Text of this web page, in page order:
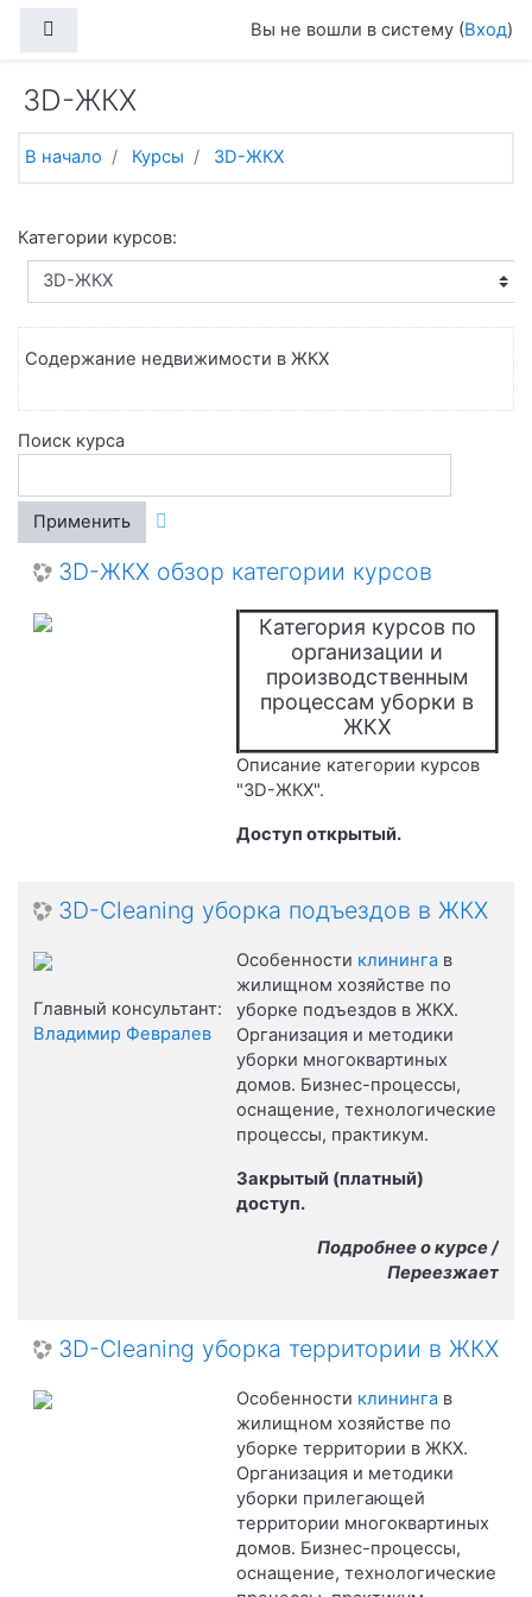
Вы не вошли в систему (Вход)
3D-ЖКХ
В начало Курсы 3D-ЖКХ
Категории курсов:
Содержание недвижимости в ЖКХ
Поиск курса
Применить
3D-ЖКХ обзор категории курсов
Категория курсов по
организации и
производственным
процессам уборки в
ЖКХ
Описание категории курсов
"3D-ЖКХ".
Доступ открытый.
3D-Cleaning уборка подъездов в ЖКХ
Особенности клинингав
жилищном хозяйстве по
уборке подъездов в ЖКХ.
Организация и методики
уборки многоквартиных
домов. Бизнес-процессы,
оснащение, технологические
процессы, практикум.
Закрытый (платный)
доступ.
Подробнее о курсе /
Переезжает
Главный консультант:
Владимир Февралев
3D-Cleaning уборка территории в ЖКХ
Особенности клинингав
жилищном хозяйстве по
уборке территории в ЖКХ.
Организация и методики
уборки прилегающей
территории многоквартиных
домов. Бизнес-процессы,
оснащение, технологические